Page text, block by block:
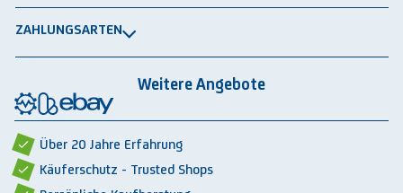
Lagerbehälten
Datenschutz
Cookie-Einstellungen
Integrationspartner
Rückbauten & Ankauf gebrauchter Lagertechnik
ZAHLUNGSARTEN
Über 20 Jahre Erfahrung
Käuferschutz - Trusted Shops
Weitere Angebote